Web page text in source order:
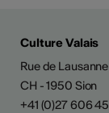
Culture Valais
Rue de
CH - 1950 Sion
+41 (0)27 606